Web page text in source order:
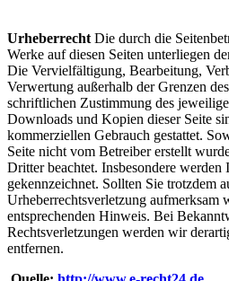
Urheberrecht Die durch die
Werke auf diesen Seiten unterliegen
Die Vervielfältigung, Bearbeitung,
Verwertung außerhalb der Grenzen
schriftlichen Zustimmung des
Downloads und Kopien dieser Seite
kommerziellen Gebrauch gestattet.
Seite nicht vom Betreiber erstellt
Dritter beachtet. Insbesondere werden
gekennzeichnet. Sollten Sie trotzdem
Urheberrechtsverletzung aufmerksam
entsprechenden Hinweis. Bei
Rechtsverletzungen werden wir
entfernen.